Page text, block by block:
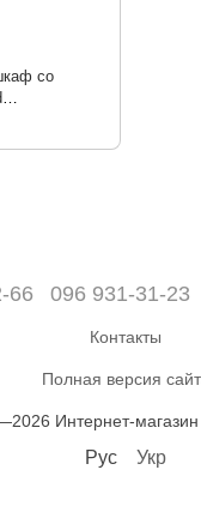
со
66 096 931-31-23
Контакты
Полная версия
Интернет-
Рус Укр